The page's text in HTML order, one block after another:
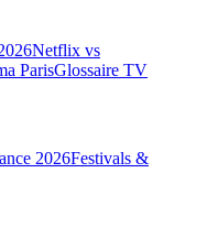
Netflix vs
ParisGlossaire TV
2026Festivals &